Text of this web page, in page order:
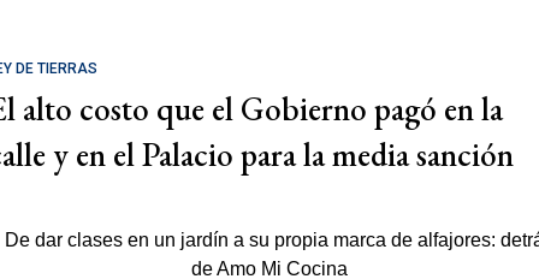
DE TIERRAS
alto costo que el Gobierno pagó en la
y en el Palacio para la media sanción